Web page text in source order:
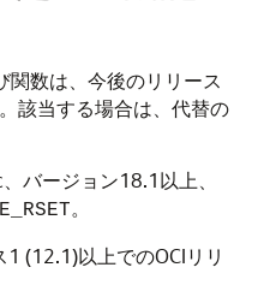
関数は、今後のリリース
該当する場合は、代替の
バージョン18.1以上、
。
1 (12.1)以上でのOCIリリ